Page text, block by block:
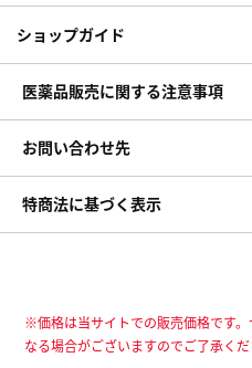
ショップガイド
医薬品販売に関する注意事項
お問い合わせ先
特商法に基づく表示
※価格は当サイトでの販売価格です
なる場合がございますのでご了承くだ